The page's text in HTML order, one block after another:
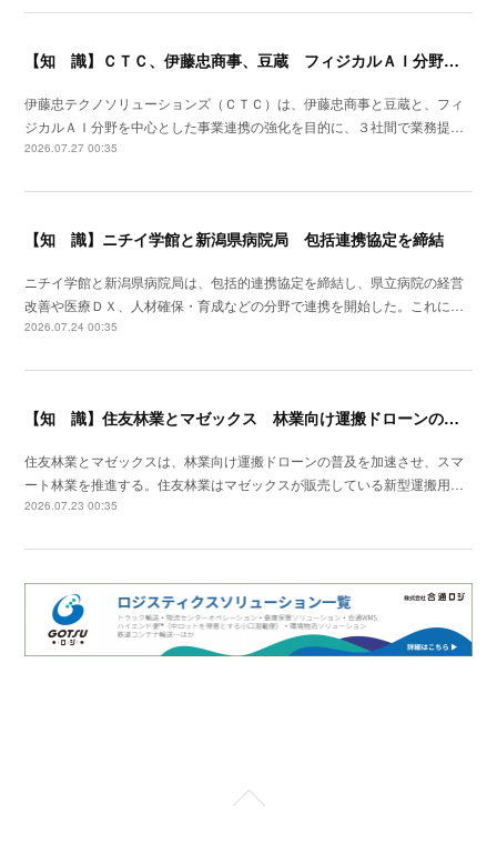
【知 識】ＣＴＣ、伊藤忠商事、豆蔵 フィジカルＡＩ分野で業務提携
伊藤忠テクノソリューションズ（ＣＴＣ）は、伊藤忠商事と豆蔵と、フィ
ジカルＡＩ分野を中心とした事業連携の強化を目的に、３社間で業務提…
2026.07.27 00:35
【知 識】ニチイ学館と新潟県病院局 包括連携協定を締結
ニチイ学館と新潟県病院局は、包括的連携協定を締結し、県立病院の経営
改善や医療ＤＸ、人材確保・育成などの分野で連携を開始した。これに…
2026.07.24 00:35
【知 識】住友林業とマゼックス 林業向け運搬ドローンの普及を加速
住友林業とマゼックスは、林業向け運搬ドローンの普及を加速させ、スマ
ート林業を推進する。住友林業はマゼックスが販売している新型運搬用…
2026.07.23 00:35